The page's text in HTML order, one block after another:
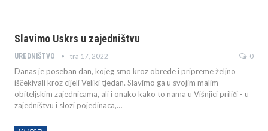
Slavimo Uskrs u zajedništvu
UREDNIŠTVO tra 17, 2022 0
Danas je poseban dan, kojeg smo kroz obrede i pripreme željno
iščekivali kroz cijeli Veliki tjedan. Slavimo ga u svojim malim
obiteljskim zajednicama, ali i onako kako to nama u Višnjici priliči - u
zajedništvu i slozi pojedinaca,…